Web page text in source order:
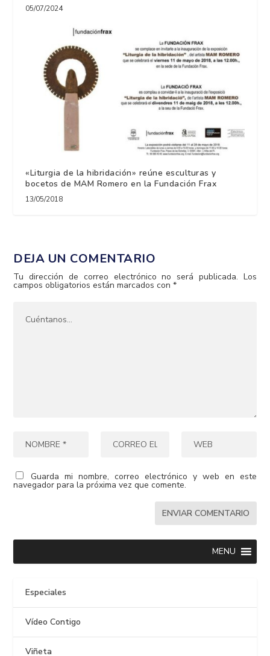
05/07/2024
«Liturgia de la hibridación» reúne esculturas y
bocetos de MAM Romero en la Fundación Frax
13/05/2018
DEJA UN COMENTARIO
Tu dirección de correo electrónico no será publicada. Los
campos obligatorios están marcados con*
Guarda mi nombre, correo electrónico y web en este
navegador para la próxima vez que comente.
MENU
Especiales
Vídeo Contigo
Viñeta